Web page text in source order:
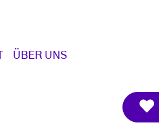
ÜBER UNS